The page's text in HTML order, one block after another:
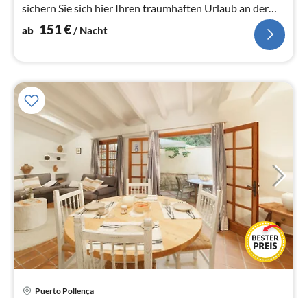
sichern Sie sich hier Ihren traumhaften Urlaub an der
Costa Blanca
ab 151€/ Nacht
Puerto Pollença